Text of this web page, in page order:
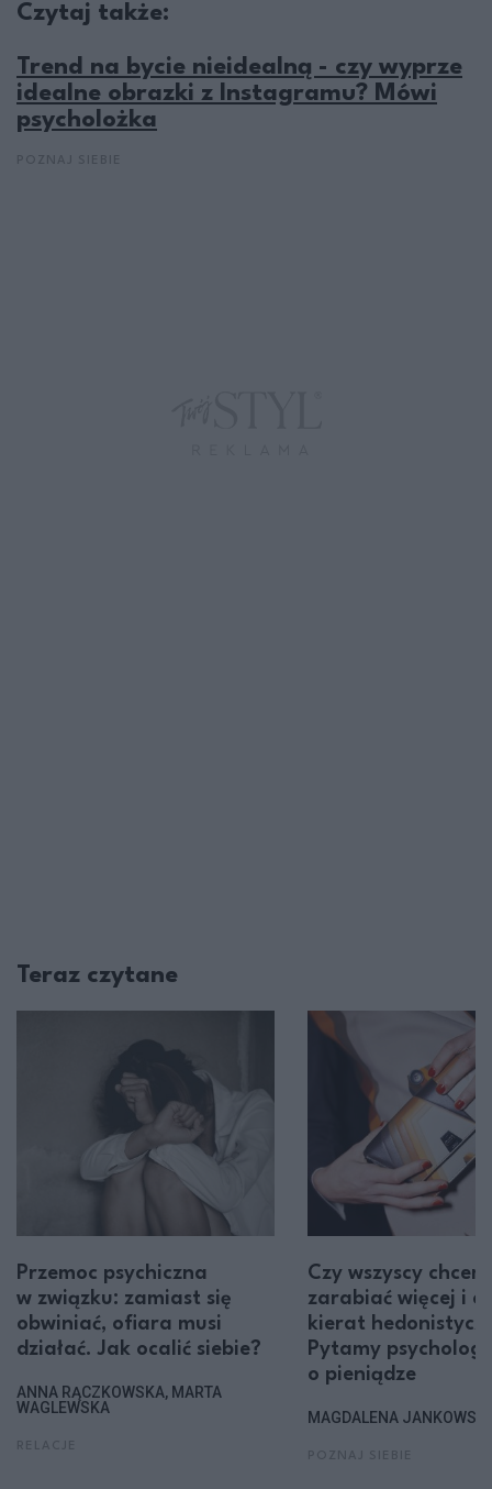
Czytaj także:
Trend na bycie nieidealną - czy wyprze
idealne obrazki z Instagramu? Mówi
psycholożka
Teraz czytane
Przemoc psychiczna
w związku: zamiast się
obwiniać, ofiara musi
działać. Jak ocalić siebie?
ANNA RĄCZKOWSKA, MARTA
WAGLEWSKA
Czy wszyscy
zarabiać więcej i
kierat
Pytamy
o pieniądze
MAGDALENA